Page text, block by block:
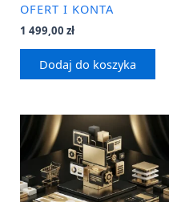
OFERT I KONTA
1 499,00 zł
Dodaj do koszyka